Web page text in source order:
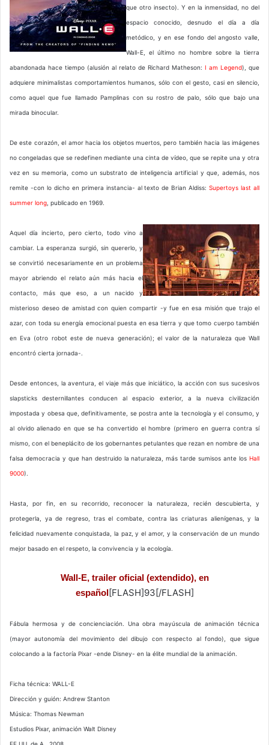
que otro insecto). Y en la inmensidad, no del
espacio conocido, desnudo el día a día
metódico, y en ese fondo del angosto valle,
Wall-E, el último no hombre sobre la tierra
abandonada hace tiempo (alusión al relato de Richard Matheson: I am Legend), que
adquiere minimalistas comportamientos humanos, sólo con el gesto, casi en silencio,
como aquel que fue llamado Pamplinas con su rostro de palo, sólo que bajo una
mirada binocular.
De este corazón, el amor hacia los objetos muertos, pero también hacia las imágenes
no congeladas que se redefinen mediante una cinta de vídeo, que se repite una y otra
vez en su memoria, como un substrato de inteligencia artificial y que, además, nos
remite -con lo dicho en primera instancia- al texto de Brian Aldiss:Supertoys last all
summer long , publicado en 1969.
Aquel día incierto, pero cierto, todo vino a
cambiar. La esperanza surgió, sin quererlo, y
se convirtió necesariamente en un problema
mayor abriendo el relato aún más hacia el
contacto, más que eso, a un nacido y
misterioso deseo de amistad con quien compartir -y fue en esa misión que trajo el
azar, con toda su energía emocional puesta en esa tierra y que tomo cuerpo también
en Eva (otro robot este de nueva generación); el valor de la naturaleza que Wall
encontró cierta jornada-.
Desde entonces, la aventura, el viaje más que iniciático, la acción con sus sucesivos
slapsticks desternillantes conducen al espacio exterior, a la nueva civilización
impostada y obesa que, definitivamente, se postra ante la tecnología y el consumo, y
al olvido alienado en que se ha convertido el hombre (primero en guerra contra sí
mismo, con el beneplácito de los gobernantes petulantes que rezan en nombre de una
falsa democracia y que han destruido la naturaleza, más tarde sumisos ante los Hall
9000).
Hasta, por fin, en su recorrido, reconocer la naturaleza, recién descubierta, y
protegerla, ya de regreso, tras el combate, contra las criaturas alienígenas, y la
felicidad nuevamente conquistada, la paz, y el amor, y la conservación de un mundo
mejor basado en el respeto, la convivencia y la ecología.
Wall-E, trailer oficial (extendido), en
español[FLASH]93[/FLASH]
Fábula hermosa y de concienciación. Una obra mayúscula de animación técnica
(mayor autonomía del movimiento del dibujo con respecto al fondo), que sigue
colocando a la factoría Pixar -ende Disney- en la élite mundial de la animación.
Ficha técnica: WALL-E
Dirección y guión: Andrew Stanton
Música: Thomas Newman
Estudios Pixar, animación Walt Disney